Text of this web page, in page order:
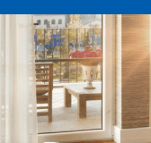
PT(€)